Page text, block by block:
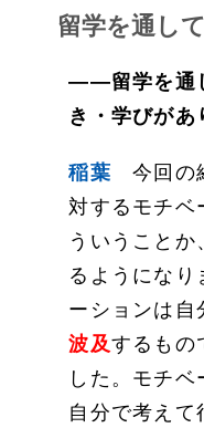
留学を通し
——留学を通
き・学びがあ
稲葉 今回の
対するモチベ
ういうことか
るようになり
ーションは自
波及するもの
した。モチベ
自分で考えて